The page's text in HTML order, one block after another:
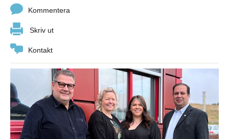
Kommentera
Skriv ut
Kontakt